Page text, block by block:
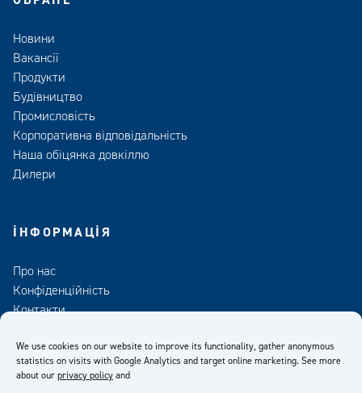
We use cookies on our website to improve its functionality, gather anonymous
statistics on visits with Google Analytics and target online marketing. See more
about our privacy policy and
Новини
Вакансії
Продукти
Будівництво
Промисловість
Корпоративна відповідальність
Наша обіцянка довкіллю
Дилери
ІНФОРМАЦІЯ
Про нас
Конфіденційність
Контакти